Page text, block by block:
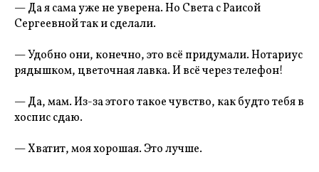
— Да я сама уже не уверена. Но Света с Раисой
Сергеевной так и сделали.
— Удобно они, конечно, это всё придумали. Нотариус
рядышком, цветочная лавка. И всё через телефон!
— Да, мам. Из-за этого такое чувство, как будто тебя в
хоспис сдаю.
— Хватит, моя хорошая. Это лучше.